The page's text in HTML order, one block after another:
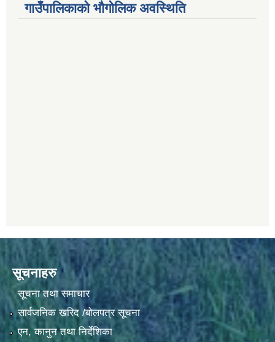
गाउँपालिकाको भौगोलिक अवस्थिति
सूचनाहरु
सूचना तथा समाचार
सार्वजनिक खरिद /बोलपत्र सूचना
एन, कानुन तथा निर्देशिका